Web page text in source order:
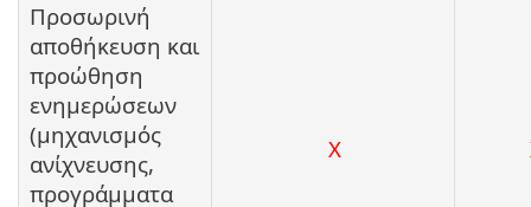
Προσωρινή
αποθήκευση και
προώθηση
ενημερώσεων
(μηχανισμός
ανίχνευσης,
προγράμματα
X